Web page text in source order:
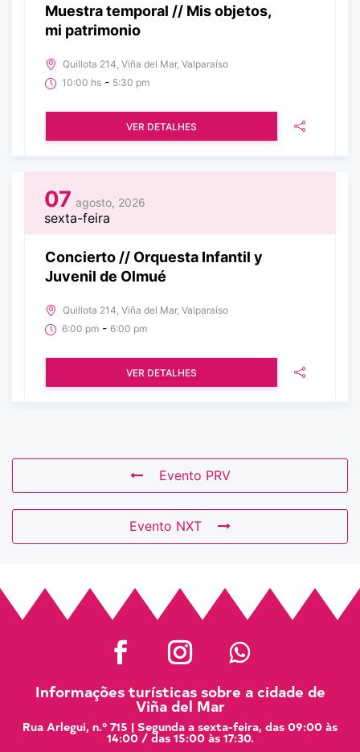
Muestra temporal // Mis objetos,
mi patrimonio
Quillota 214, Viña del Mar, Valparaíso
10:00 hs - 5:30 pm
VER DETALHES
07 agosto, 2026
sexta-feira
Concierto // Orquesta Infantil y
Juvenil de Olmué
Quillota 214, Viña del Mar, Valparaíso
6:00 pm - 6:00 pm
VER DETALHES
Evento PRV
Evento NXT
Informações turísticas sobre a cidade de
Viña del Mar
Rua Arlegui, n.º 715 | Segunda a sexta-feira, das 09:00 às
14:00 / das 15:00 às 17:30.